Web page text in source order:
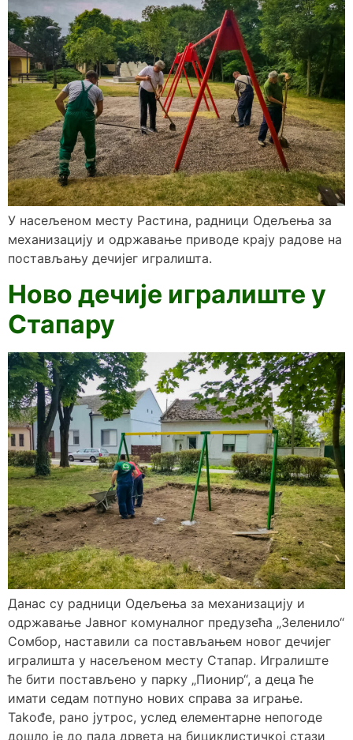
У насељеном месту Растина, радници Одељења за
механизацију и одржавање приводе крају радове на
постављању дечијег игралишта.
Ново дечије игралиште у
Стапару
Данас су радници Одељења за механизацију и
одржавање Јавног комуналног предузећа „Зеленило“
Сомбор, наставили са постављањем новог дечијег
игралишта у насељеном месту Стапар. Игралиште
ће бити постављено у парку „Пионир“, а деца ће
имати седам потпуно нових справа за играње.
Takođe, рано јутрос, услед елементарне непогоде
дошло је до пада дрвета на бициклистичкој стази